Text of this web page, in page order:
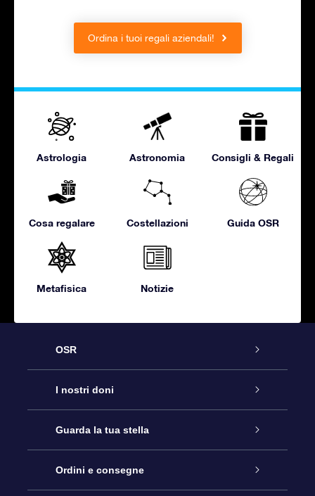
Ordina i tuoi regali aziendali!
Astrologia Astronomia Consigli & Regali
Cosa regalare Costellazioni Guida OSR
Metafisica Notizie
OSR
Assistenza
Contattaci
Blog
I nostri doni
Online Star Gift
Pacchetto regalo OSR
Guarda la tua stella
Registro stellare
Ordini e consegne